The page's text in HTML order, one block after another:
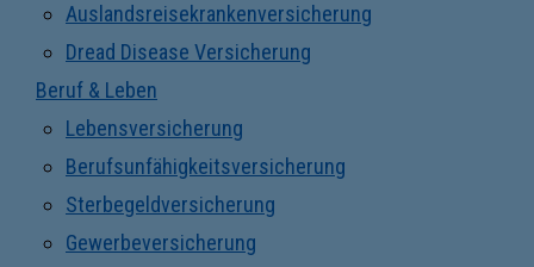
Auslandsreisekrankenversicherung
Dread Disease Versicherung
Beruf & Leben
Lebensversicherung
Berufsunfähigkeitsversicherung
Sterbegeldversicherung
Gewerbeversicherung